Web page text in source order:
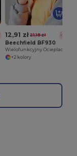
12,91 zł 21,18 zł -39%
Beechfield BF930
+2 kolory